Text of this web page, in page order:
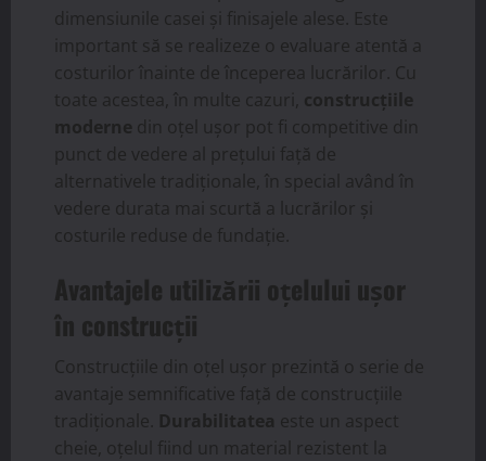
dimensiunile casei și finisajele alese. Este
important să se realizeze o evaluare atentă a
costurilor înainte de începerea lucrărilor. Cu
toate acestea, în multe cazuri, construcțiile
moderne din oțel ușor pot fi competitive din
punct de vedere al prețului față de
alternativele tradiționale, în special având în
vedere durata mai scurtă a lucrărilor și
costurile reduse de fundație.
Avantajele utilizării oțelului ușor
în construcții
Construcțiile din oțel ușor prezintă o serie de
avantaje semnificative față de construcțiile
tradiționale. Durabilitatea este un aspect
cheie, oțelul fiind un material rezistent la